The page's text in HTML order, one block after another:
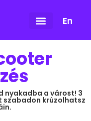
En
nyakadba a várost! 3
krúzolhatsz